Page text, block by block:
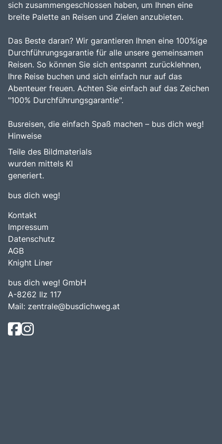
sich zusammengeschlossen haben, um Ihnen eine
breite Palette an Reisen und Zielen anzubieten.
Das Beste daran? Wir garantieren Ihnen eine 100%ige
Durchführungsgarantie für alle unsere gemeinsamen
Reisen. So können Sie sich entspannt zurücklehnen,
Ihre Reise buchen und sich einfach nur auf das
Abenteuer freuen. Achten Sie einfach auf das Zeichen
"100% Durchführungsgarantie".
Busreisen, die einfach Spaß machen – bus dich weg!
Hinweise
Teile des Bildmaterials
wurden mittels KI
generiert.
bus dich weg!
Kontakt
Impressum
Datenschutz
AGB
Knight Liner
bus dich weg! GmbH
A-8262 Ilz 117
Mail: zentrale@busdichweg.at